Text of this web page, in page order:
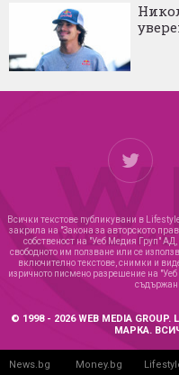
Всички текстове публикувани в
закрила на "Закона за авторското
собственост на "Уеб Медия Груп"
свободното им ползване или се
включително текстове, снимки и
изричното писмено разрешение на
© 1998 - 2026 WEB MEDIA
МАРКА.
News.bg Money.bg